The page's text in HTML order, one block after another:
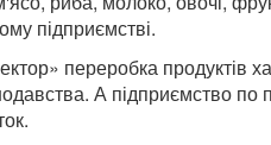
підприємстві.
переробка продуктів
А підприємство